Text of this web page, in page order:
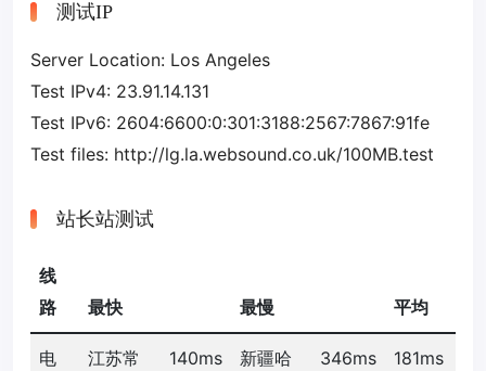
测试IP
Server Location: Los Angeles
Test IPv4: 23.91.14.131
Test IPv6: 2604:6600:0:301:3188:2567:7867:91fe
Test files: http://lg.la.websound.co.uk/100MB.test
站长站测试
线
路
最快 最慢 平均
电
江苏常
140ms
新疆哈
346ms 181ms